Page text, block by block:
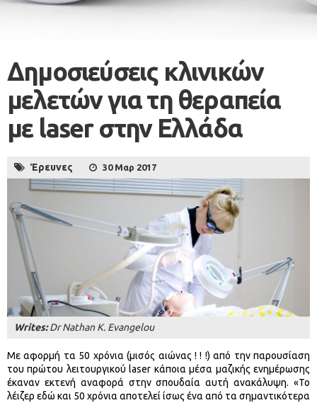
Δημοσιεύσεις κλινικών
μελετών για τη θεραπεία
με laser στην Ελλάδα
Έρευνες 30 Μαρ 2017
Writes:Dr Nathan K. Evangelou
Με αφορμή τα 50 χρόνια (μισός αιώνας ! ! !) από την παρουσίαση
του πρώτου λειτουργικού laser κάποια μέσα μαζικής ενημέρωσης
έκαναν εκτενή αναφορά στην σπουδαία αυτή ανακάλυψη. «Το
λέιζερ εδώ και 50 χρόνια αποτελεί ίσως ένα από τα σημαντικότερα